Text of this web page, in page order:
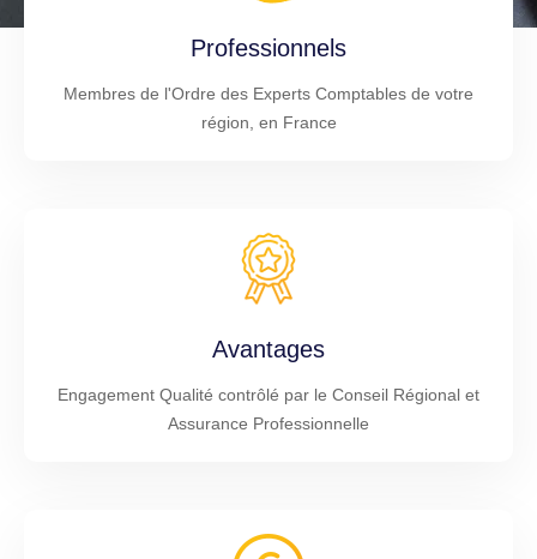
Professionnels
Membres de l'Ordre des Experts Comptables de votre
région, en France
Avantages
Engagement Qualité contrôlé par le Conseil Régional et
Assurance Professionnelle